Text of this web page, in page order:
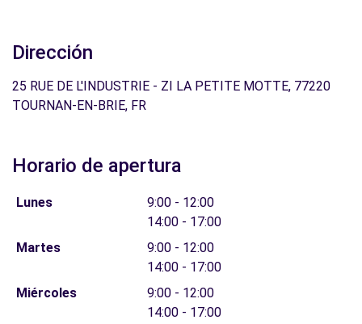
Dirección
25 RUE DE L'INDUSTRIE - ZI LA PETITE MOTTE, 77220
TOURNAN-EN-BRIE, FR
Horario de apertura
Lunes
9:00 - 12:00
14:00 - 17:00
Martes
9:00 - 12:00
14:00 - 17:00
Miércoles
9:00 - 12:00
14:00 - 17:00